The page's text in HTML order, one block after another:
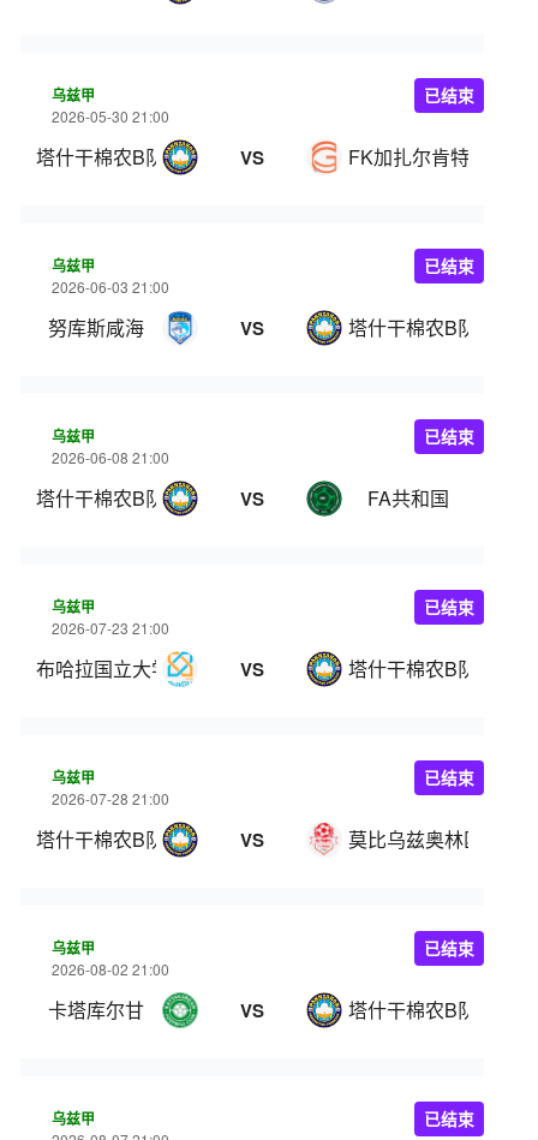
乌兹甲
2026-05-30 21:00
塔什干棉农B队 VS FK加扎尔肯特
已结束
乌兹甲
2026-06-03 21:00
努库斯咸海 VS 塔什干棉农B队
已结束
乌兹甲
2026-06-08 21:00
塔什干棉农B队 VS FA共和国
已结束
乌兹甲
2026-07-23 21:00
布哈拉国立大学 VS 塔什干棉农B队
已结束
乌兹甲
2026-07-28 21:00
塔什干棉农B队 VS 莫比乌兹奥林匹克
已结束
乌兹甲
2026-08-02 21:00
卡塔库尔甘 VS 塔什干棉农B队
已结束
乌兹甲 已结束